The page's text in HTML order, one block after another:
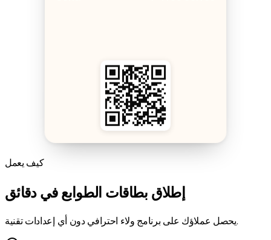
كيف يعمل
إطلاق بطاقات الطوابع في دقائق
يحصل عملاؤك على برنامج ولاء احترافي دون أي إعدادات تقنية.